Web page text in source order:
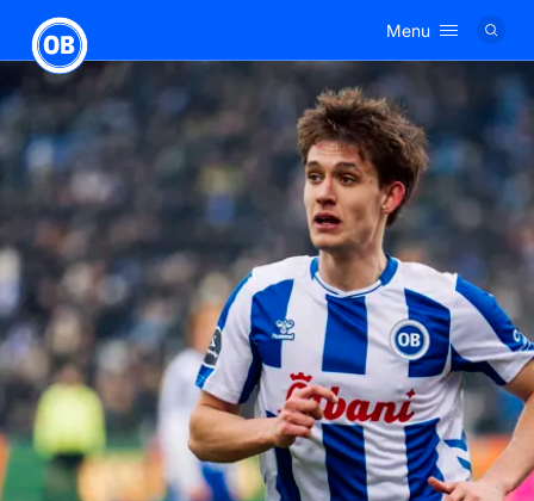
Logo
Menu